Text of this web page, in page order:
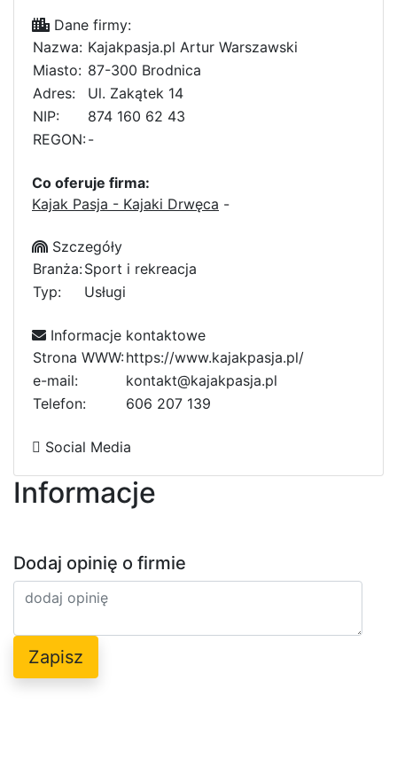
Dane firmy:
Nazwa: Kajakpasja.pl Artur Warszawski
Miasto: 87-300 Brodnica
Adres:
Ul. Zakątek 14
NIP:
874 160 62 43
REGON:-
Co oferuje firma:
Kajak Pasja - Kajaki Drwęca -
Szczegóły
Branża:Sport i rekreacja
Typ:
Usługi
Informacje kontaktowe
Strona WWW:https://www.kajakpasja.pl/
e-mail:
kontakt@kajakpasja.pl
Telefon:
606 825
07 138
9
Social Media
Informacje
Dodaj opinię o firmie
Zapisz